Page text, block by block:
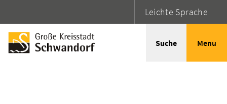
Leichte Sprache
Suche Menu